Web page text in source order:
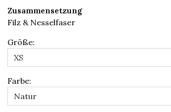
Zusammensetzung
Filz & Nesselfaser
Größe:
Farbe: